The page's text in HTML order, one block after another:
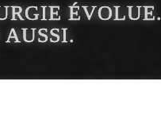
ÉVOLUE.